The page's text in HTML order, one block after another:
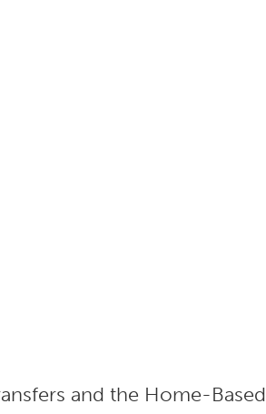
and the Home-Based